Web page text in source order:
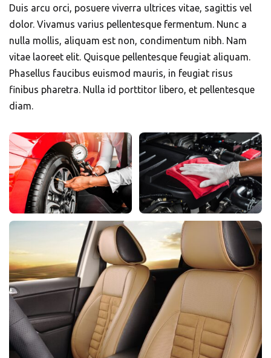
Duis arcu orci, posuere viverra ultrices vitae, sagittis vel
dolor. Vivamus varius pellentesque fermentum. Nunc a
nulla mollis, aliquam est non, condimentum nibh. Nam
vitae laoreet elit. Quisque pellentesque feugiat aliquam.
Phasellus faucibus euismod mauris, in feugiat risus
finibus pharetra. Nulla id porttitor libero, et pellentesque
diam.